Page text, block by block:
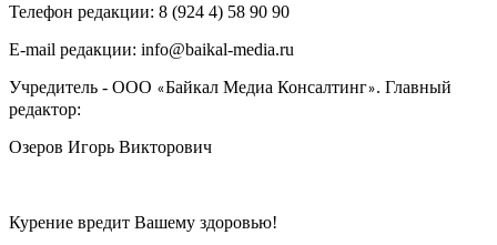
Телефон редакции: ‎‎8 (924 4) 58 90 90
E-mail редакции: info@baikal-media.ru
Учредитель - ООО «Байкал Медиа Консалтинг». Главный
редактор:
Озеров Игорь Викторович
Курение вредит Вашему здоровью!